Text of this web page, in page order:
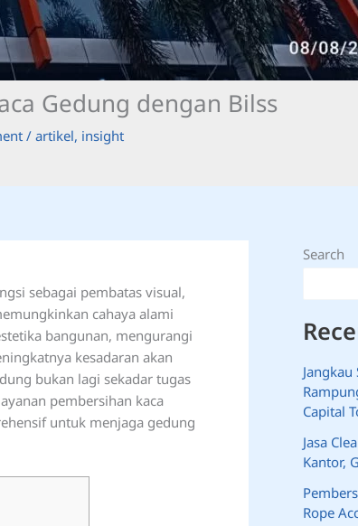
Gedung dengan Bilss
/ artikel, insight
sebagai pembatas visual,
cahaya alami
bangunan, mengurangi
kesadaran akan
bukan lagi sekadar tugas
pembersihan kaca
untuk menjaga gedung
Search
Capital
Jasa
Kantor,
Rope